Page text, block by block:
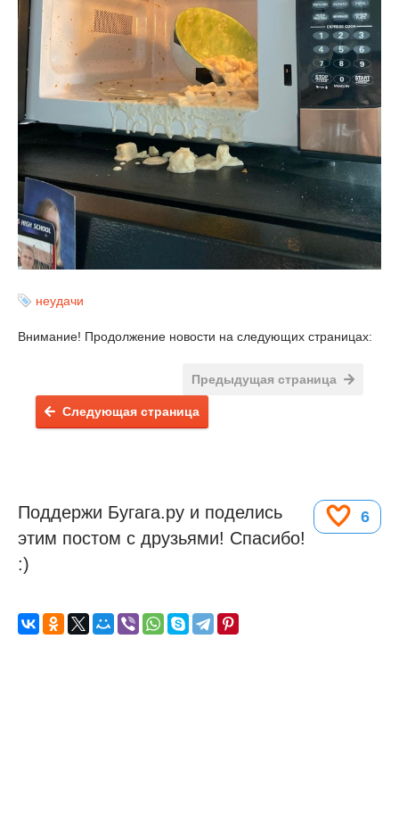
неудачи
Внимание! Продолжение новости на следующих страницах:
Предыдущая страница
Следующая страница
6
Поддержи Бугага.ру и поделись
этим постом с друзьями! Спасибо!
:)